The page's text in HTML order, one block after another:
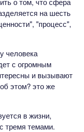
на шесть
"процесс",
человека
с огромным
и вызывают
этом? это же
в жизни,
тремя темами.